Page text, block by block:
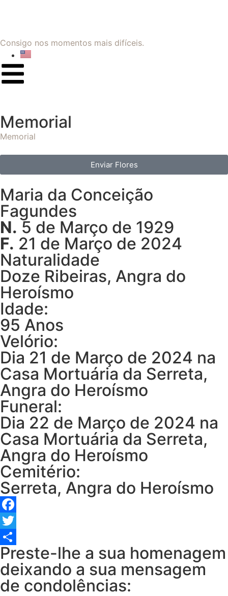
Consigo nos momentos mais difíceis.
Memorial
Memorial
Enviar Flores
Maria da Conceição
Fagundes
N. 5 de Março de 1929
F. 21 de Março de 2024
Naturalidade
Doze Ribeiras, Angra do
Heroísmo
Idade:
95 Anos
Velório:
Dia 21 de Março de 2024 na
Casa Mortuária da Serreta,
Angra do Heroísmo
Funeral:
Dia 22 de Março de 2024 na
Casa Mortuária da Serreta,
Angra do Heroísmo
Cemitério:
Serreta, Angra do Heroísmo
Facebook
Twitter
Share
Preste-lhe a sua homenagem
deixando a sua mensagem
de condolências: